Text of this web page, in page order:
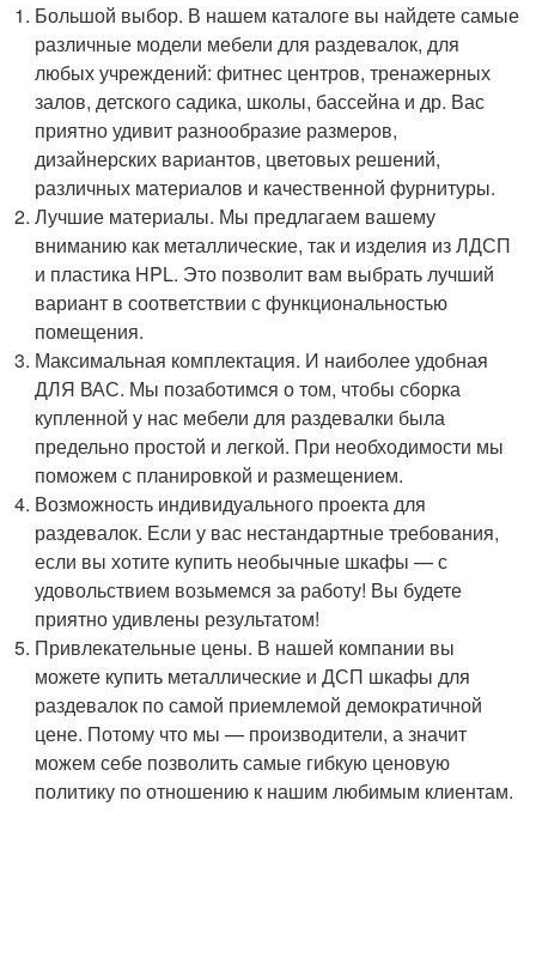
Большой выбор. В нашем каталоге вы найдете самые
различные модели мебели для раздевалок, для
любых учреждений: фитнес центров, тренажерных
залов, детского садика, школы, бассейна и др. Вас
приятно удивит разнообразие размеров,
дизайнерских вариантов, цветовых решений,
различных материалов и качественной фурнитуры.
Лучшие материалы. Мы предлагаем вашему
вниманию как металлические, так и изделия из ЛДСП
и пластика HPL. Это позволит вам выбрать лучший
вариант в соответствии с функциональностью
помещения.
Максимальная комплектация. И наиболее удобная
ДЛЯ ВАС. Мы позаботимся о том, чтобы сборка
купленной у нас мебели для раздевалки была
предельно простой и легкой. При необходимости мы
поможем с планировкой и размещением.
Возможность индивидуального проекта для
раздевалок. Если у вас нестандартные требования,
если вы хотите купить необычные шкафы — с
удовольствием возьмемся за работу! Вы будете
приятно удивлены результатом!
Привлекательные цены. В нашей компании вы
можете купить металлические и ДСП шкафы для
раздевалок по самой приемлемой демократичной
цене. Потому что мы — производители, а значит
можем себе позволить самые гибкую ценовую
политику по отношению к нашим любимым клиентам.